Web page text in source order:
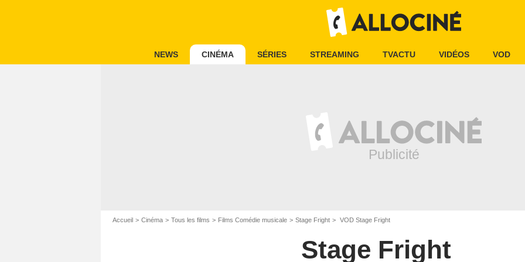
NEWS CINÉMA SÉRIES STREAMING TVACTU VIDÉOS VOD
Accueil Cinéma Tous les films Films Comédie musicale Stage Fright VOD Stage Fright
Stage Fright